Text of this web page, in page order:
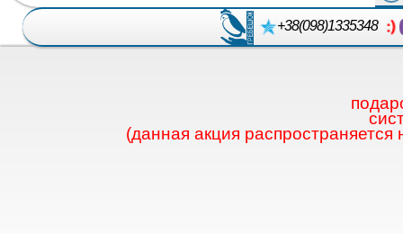
+38(098)1335348
(данная акция